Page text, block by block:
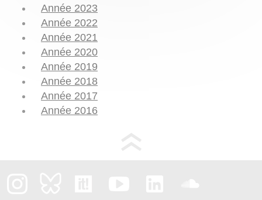
Année 2023
Année 2022
Année 2021
Année 2020
Année 2019
Année 2018
Année 2017
Année 2016